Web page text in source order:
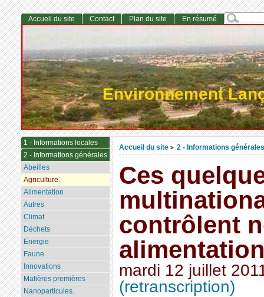
Environnement
Accueil du site > 2 - Informations générales
Ces
contrôlent
mardi 12 juillet
(retranscription)
Accueil du site Contact Plan du site En résumé
1 - Informations locales
2 - Informations générales
Abeilles
Agriculture.
Alimentation
Autres
Climat
Déchets
Energie
Faune
Innovations
Matières premières
Nanoparticules.